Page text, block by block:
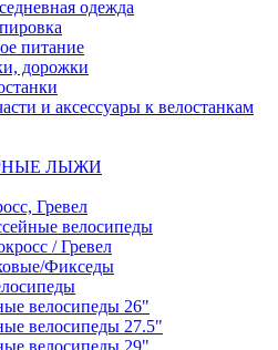
одежда
питание
дорожки
и аксессуары к велостанкам
ЛЫЖИ
Гревел
велосипеды
/ Гревел
Фикседы
велосипеды 26"
велосипеды 27.5"
велосипеды 29"